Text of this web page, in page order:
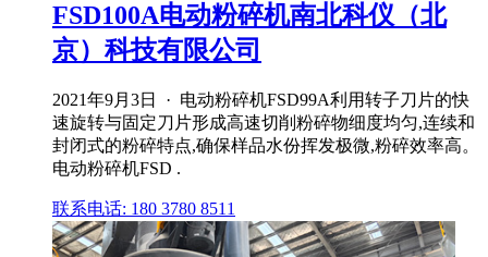
FSD100A电动粉碎机南北科仪（北
京）科技有限公司
2021年9月3日 · 电动粉碎机FSD99A利用转子刀片的快
速旋转与固定刀片形成高速切削粉碎物细度均匀,连续和
封闭式的粉碎特点,确保样品水份挥发极微,粉碎效率高。
电动粉碎机FSD .
联系电话: 180 3780 8511